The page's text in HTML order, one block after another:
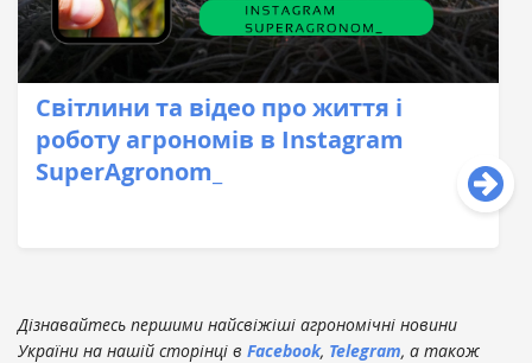
Світлини та відео про життя і
роботу агрономів в Instagram
SuperAgronom_
Дізнавайтесь першими найсвіжіші агрономічні новини
України на нашій сторінці в Facebook, Telegram, а також